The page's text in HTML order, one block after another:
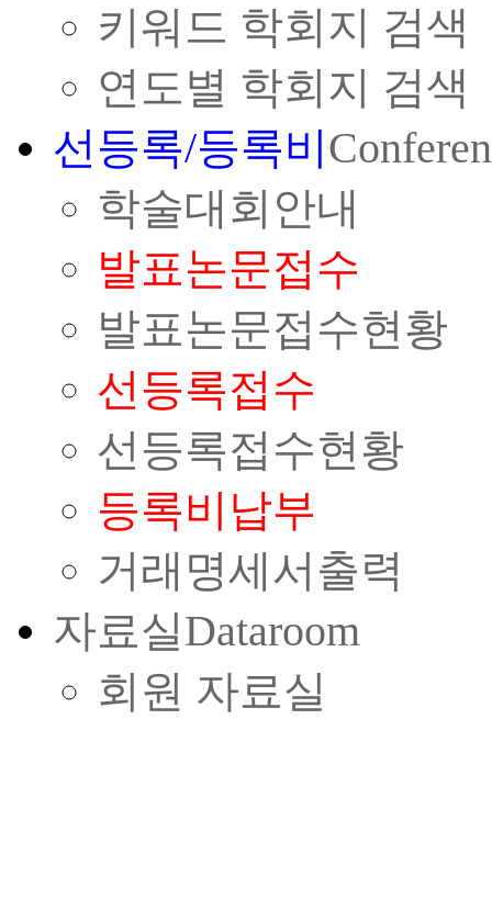
키워드 학회지 검색
연도별 학회지 검색
선등록/등록비
학술대회안내
발표논문접수
발표논문접수현황
선등록접수
선등록접수현황
등록비납부
거래명세서출력
자료실Dataroom
회원 자료실